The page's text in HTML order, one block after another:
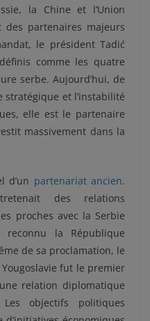
la Chine et l’Union
des partenaires majeurs
le président Tadić
comme les quatre
serbe. Aujourd’hui, de
et l’instabilité
elle est le partenaire
massivement dans la
d’un partenariat ancien.
des relations
proches avec la Serbie
la République
de sa proclamation, le
fut le premier
relation diplomatique
objectifs politiques